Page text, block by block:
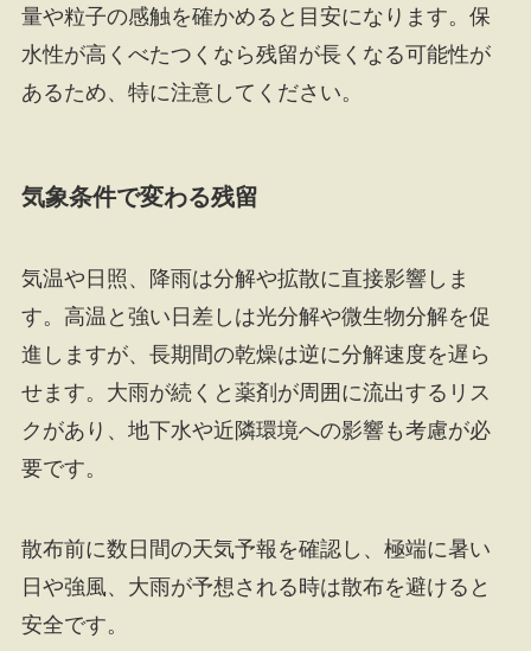
量や粒子の感触を確かめると目安になります。保
水性が高くべたつくなら残留が長くなる可能性が
あるため、特に注意してください。
気象条件で変わる残留
気温や日照、降雨は分解や拡散に直接影響しま
す。高温と強い日差しは光分解や微生物分解を促
進しますが、長期間の乾燥は逆に分解速度を遅ら
せます。大雨が続くと薬剤が周囲に流出するリス
クがあり、地下水や近隣環境への影響も考慮が必
要です。
散布前に数日間の天気予報を確認し、極端に暑い
日や強風、大雨が予想される時は散布を避けると
安全です。